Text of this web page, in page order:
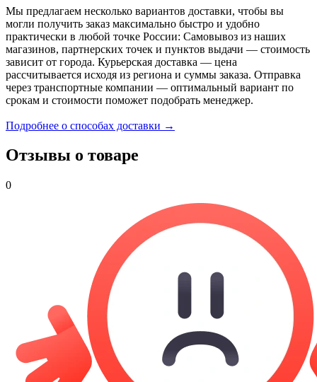
Мы предлагаем несколько вариантов доставки, чтобы вы
могли получить заказ максимально быстро и удобно
практически в любой точке России: Самовывоз из наших
магазинов, партнерских точек и пунктов выдачи — стоимость
зависит от города. Курьерская доставка — цена
рассчитывается исходя из региона и суммы заказа. Отправка
через транспортные компании — оптимальный вариант по
срокам и стоимости поможет подобрать менеджер.
Подробнее о способах доставки →
Отзывы о товаре
0